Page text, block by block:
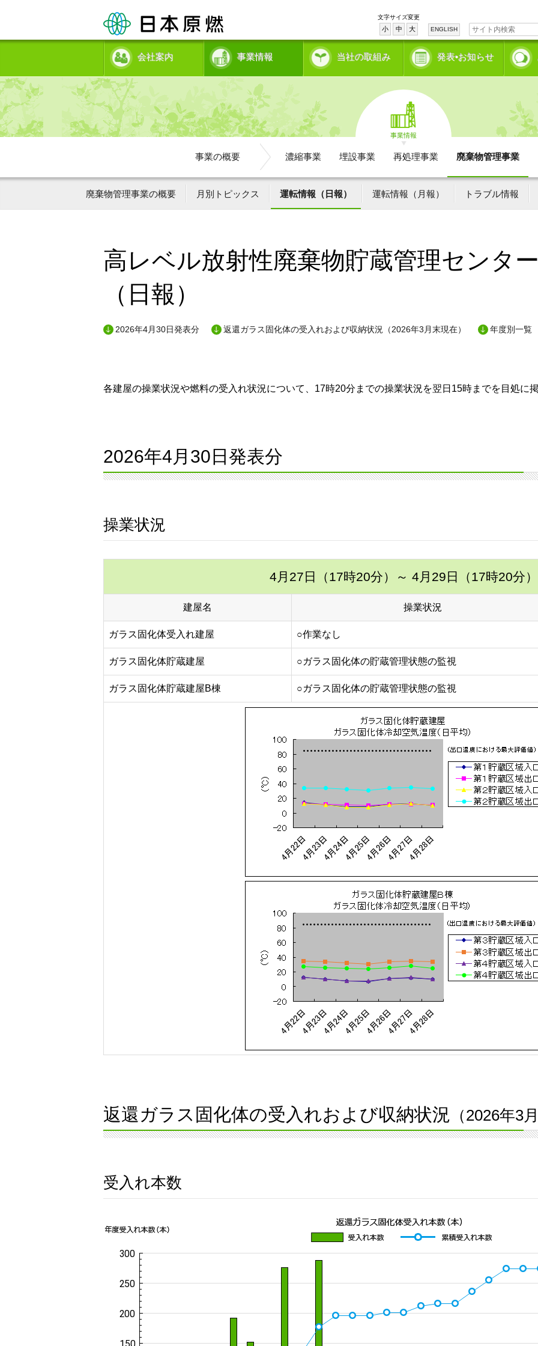
文字サイズ変更
小 中 大 ENGLISH
会社案内 事業情報 当社の取組み 発表•お知らせ
事業情報
事業の概要 濃縮事業 埋設事業 再処理事業 廃棄物管理事業
廃棄物管理事業の概要 月別トピックス 運転情報（日報） 運転情報（月報） トラブル情報
高レベル放射性廃棄物貯蔵管理センタ
（日報）
2026年4月30日発表分 返還ガラス固化体の受入れおよび収納状況（2026年3月末現在） 年度別一覧
各建屋の操業状況や燃料の受入れ状況について、17時20分までの操業状況を翌日15時までを目処に
2026年4月30日発表分
操業状況
4月27日（17時20分） ～ 4月29日（17時20分）
建屋名 操業状況
ガラス固化体受入れ建屋 ○作業なし
ガラス固化体貯蔵建屋 ○ガラス固化体の貯蔵管理状態の監視
ガラス固化体貯蔵建屋B棟 ○ガラス固化体の貯蔵管理状態の監視
返還ガラス固化体の受入れおよび収納状況 （2026年3
受入れ本数